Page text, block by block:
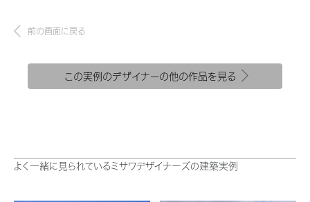
ホームラウンジ 新築・戸建て
ウエルネス事業
海外事業
前の画面に戻る
この実例のデザイナーの他の作品を見る
よく一緒に見られているミサワデザイナーズの建築実例